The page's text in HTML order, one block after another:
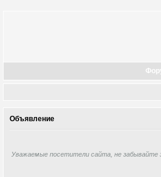
Объявление
Уважаемые посетители сайта, не забывайте